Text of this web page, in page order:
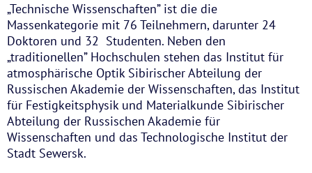
„Technische Wissenschaften” ist die die
Massenkategorie mit 76 Teilnehmern, darunter 24
Doktoren und 32 Studenten. Neben den
„traditionellen” Hochschulen stehen das Institut für
atmosphärische Optik Sibirischer Abteilung der
Russischen Akademie der Wissenschaften, das Institut
für Festigkeitsphysik und Materialkunde Sibirischer
Abteilung der Russischen Akademie für
Wissenschaften und das Technologische Institut der
Stadt Sewersk.